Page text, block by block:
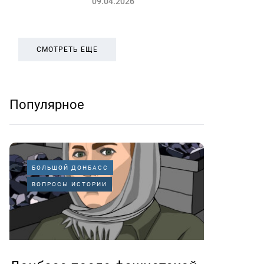
СМОТРЕТЬ ЕЩЕ
Популярное
БОЛЬШОЙ ДОНБАСС
ВОПРОСЫ ИСТОРИИ